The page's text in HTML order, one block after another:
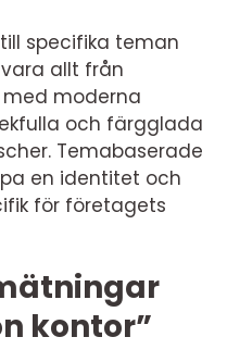
specifika teman
allt från
med moderna
och färgglada
Temabaserade
en identitet och
för företagets
kontor”